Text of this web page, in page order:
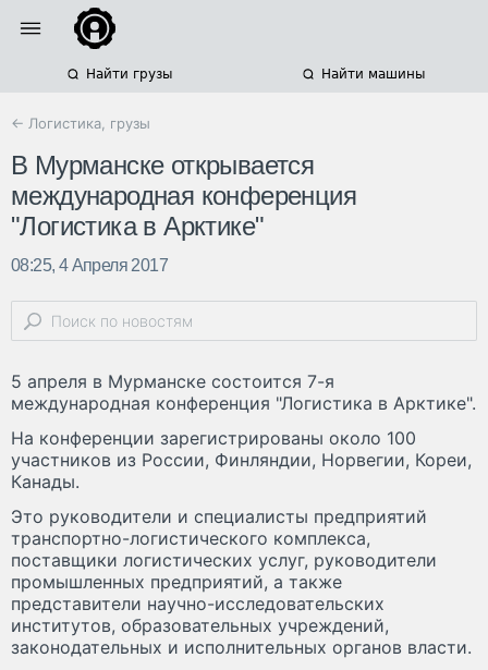
Найти грузы Найти машины
← Логистика, грузы
В Мурманске открывается
международная конференция
"Логистика в Арктике"
08:25, 4 Апреля 2017
5 апреля в Мурманске состоится 7-я
международная конференция "Логистика в Арктике".
На конференции зарегистрированы около 100
участников из России, Финляндии, Норвегии, Кореи,
Канады.
Это руководители и специалисты предприятий
транспортно-логистического комплекса,
поставщики логистических услуг, руководители
промышленных предприятий, а также
представители научно-исследовательских
институтов, образовательных учреждений,
законодательных и исполнительных органов власти.